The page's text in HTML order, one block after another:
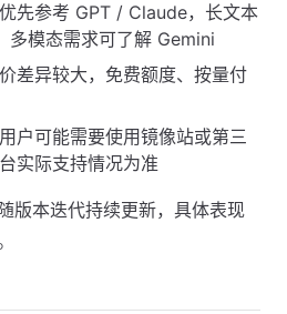
先参考 GPT / Claude，长文本
多模态需求可了解 Gemini
差异较大，免费额度、按量付
户可能需要使用镜像站或第三
实际支持情况为准
版本迭代持续更新，具体表现